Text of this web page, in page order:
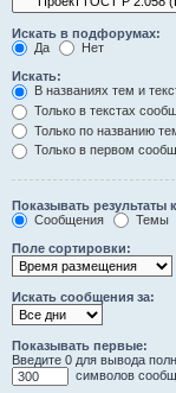
Искать в подфорумах:
Да
Нет
Искать:
В названиях тем и
Только в текстах
Только по названию
Только в первом
Показывать результаты
Сообщения
Темы
Поле сортировки:
Искать сообщения за:
Показывать первые:
Введите 0 для вывода
символов